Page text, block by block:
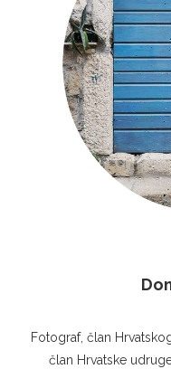
Fotograf, član
član Hrvatske